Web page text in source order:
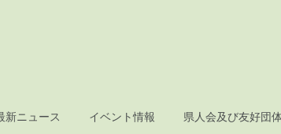
新ニュース イベント情報 県人会及び友好団